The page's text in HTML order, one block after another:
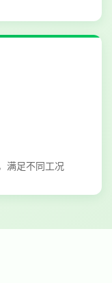
满足不同工况